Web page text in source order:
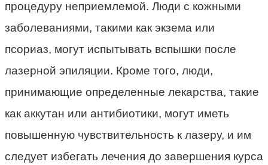
процедуру неприемлемой. Люди с кожными
заболеваниями, такими как экзема или
псориаз, могут испытывать вспышки после
лазерной эпиляции. Кроме того, люди,
принимающие определенные лекарства, такие
как аккутан или антибиотики, могут иметь
повышенную чувствительность к лазеру, и им
следует избегать лечения до завершения курса